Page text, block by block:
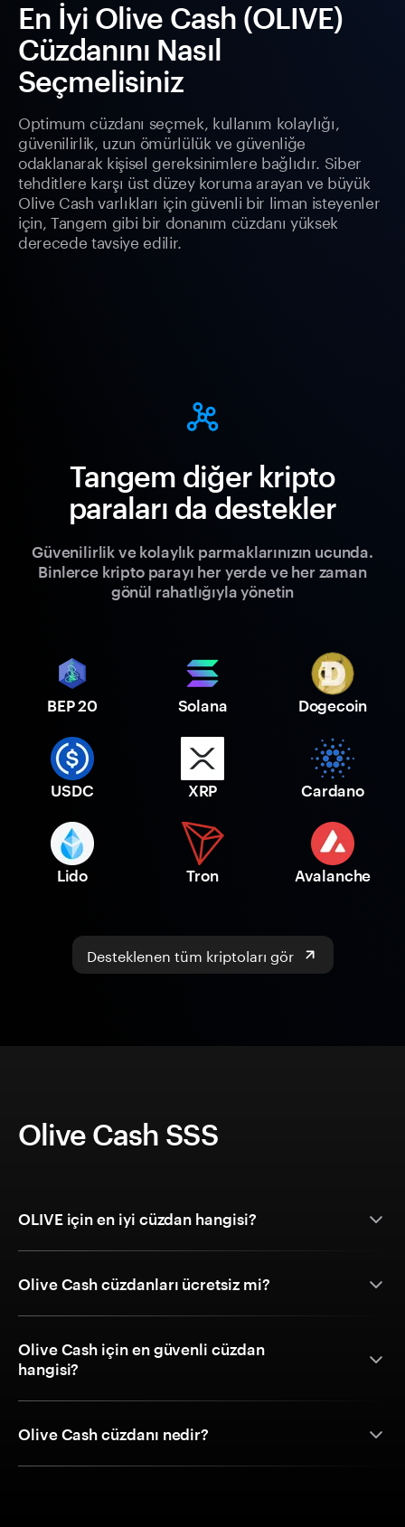
En İyi Olive Cash (OLIVE)
Cüzdanını Nasıl
Seçmelisiniz
Optimum cüzdanı seçmek, kullanım kolaylığı,
güvenilirlik, uzun ömürlülük ve güvenliğe
odaklanarak kişisel gereksinimlere bağlıdır. Siber
tehditlere karşı üst düzey koruma arayan ve büyük
Olive Cash varlıkları için güvenli bir liman isteyenler
için, Tangem gibi bir donanım cüzdanı yüksek
derecede tavsiye edilir.
Tangem diğer kripto
paraları da destekler
Güvenilirlik ve kolaylık parmaklarınızın ucunda.
Binlerce kripto parayı her yerde ve her zaman
gönül rahatlığıyla yönetin
BEP 20 Solana Dogecoin
USDC XRP Cardano
Lido Tron Avalanche
Desteklenen tüm kriptoları gör
Olive Cash SSS
OLIVE için en iyi cüzdan hangisi?
Olive Cash cüzdanları ücretsiz mi?
Olive Cash için en güvenli cüzdan
hangisi?
Olive Cash cüzdanı nedir?